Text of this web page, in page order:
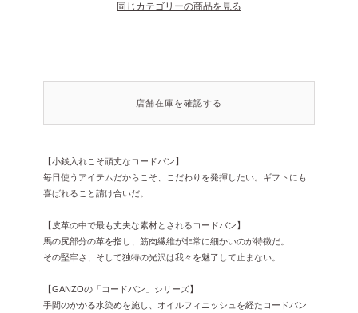
同じカテゴリーの商品を見る
店舗在庫を確認する
【小銭入れこそ頑丈なコードバン】
毎日使うアイテムだからこそ、こだわりを発揮したい。ギフトにも
喜ばれること請け合いだ。
【皮革の中で最も丈夫な素材とされるコードバン】
馬の尻部分の革を指し、筋肉繊維が非常に細かいのが特徴だ。
その堅牢さ、そして独特の光沢は我々を魅了して止まない。
【GANZOの「コードバン」シリーズ】
手間のかかる水染めを施し、オイルフィニッシュを経たコードバン